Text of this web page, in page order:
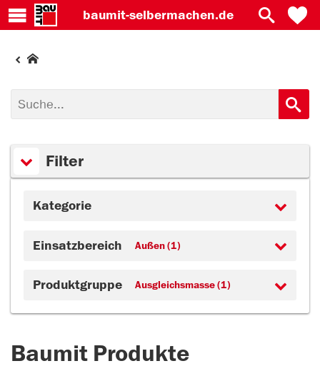
baumit-selbermachen.de
Filter
Kategorie
Einsatzbereich Außen (1)
Produktgruppe Ausgleichsmasse (1)
Baumit Produkte